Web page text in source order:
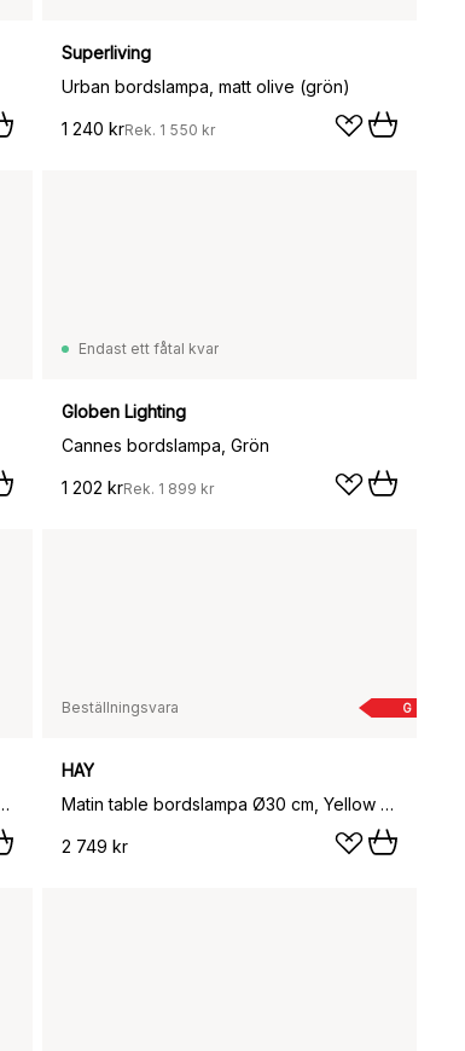
Superliving
Urban bordslampa, matt olive (grön)
1 240 krRek. 1 550 kr
Endast ett fåtal kvar
Globen Lighting
Cannes bordslampa, Grön
1 202 krRek. 1 899 kr
bordslampa, Dark green
G
Beställningsvara
HAY
Matin table bordslampa Ø30 cm, Yellow shade
2 749 kr